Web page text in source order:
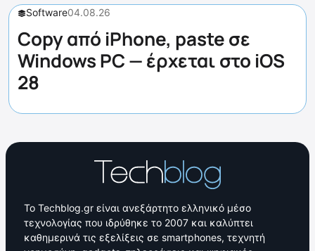
Software04.08.26
Copy από iPhone, paste σε
Windows PC — έρχεται στο iOS
28
Το Techblog.gr είναι ανεξάρτητο ελληνικό μέσο
τεχνολογίας που ιδρύθηκε το 2007 και καλύπτει
καθημερινά τις εξελίξεις σε smartphones, τεχνητή